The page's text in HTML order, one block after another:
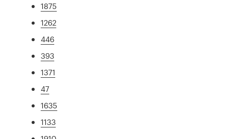
1875
1262
446
393
1371
47
1635
1133